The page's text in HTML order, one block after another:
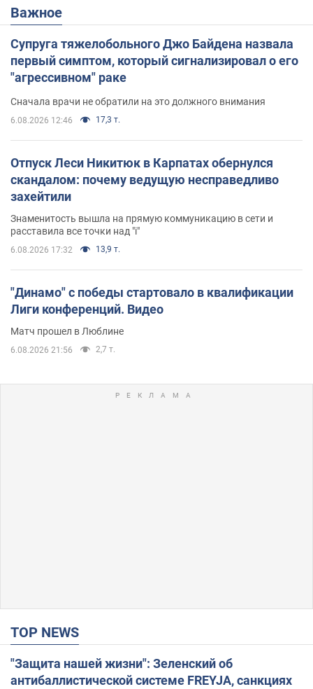
Важное
Супруга тяжелобольного Джо Байдена назвала
первый симптом, который сигнализировал о его
"агрессивном" раке
Сначала врачи не обратили на это должного внимания
6.08.2026 12:46 17,3 т.
Отпуск Леси Никитюк в Карпатах обернулся
скандалом: почему ведущую несправедливо
захейтили
Знаменитость вышла на прямую коммуникацию в сети и
расставила все точки над "i"
6.08.2026 17:32 13,9 т.
"Динамо" с победы стартовало в квалификации
Лиги конференций. Видео
Матч прошел в Люблине
6.08.2026 21:56 2,7 т.
TOP NEWS
"Защита нашей жизни": Зеленский об
антибаллистической системе FREYJA, санкциях